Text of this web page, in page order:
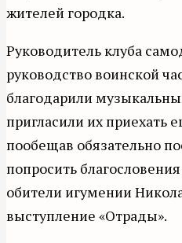
жителей городка.
Руководитель клуба
руководство воинской
благодарили
пригласили их приехать
пообещав обязательно
попросить
обители игумении
выступление «Отрады».